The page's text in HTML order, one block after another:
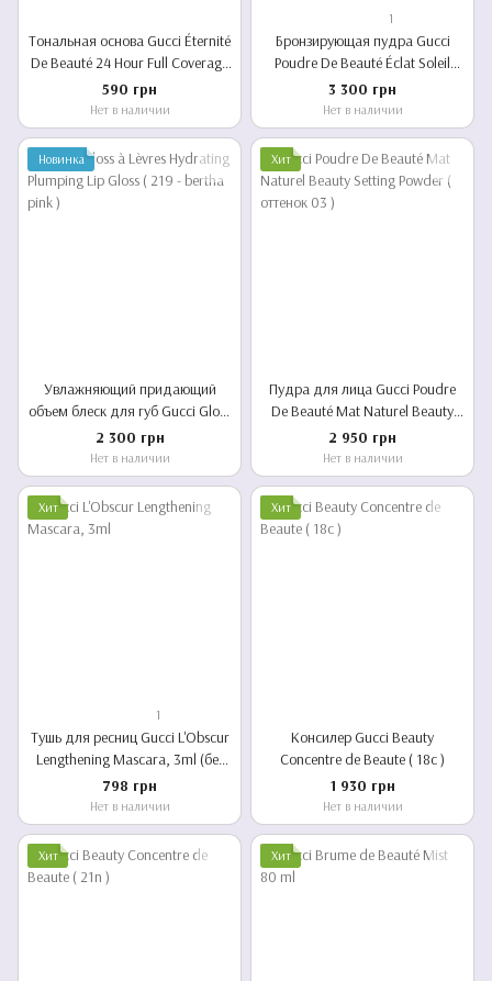
Тональная основа Gucci Éternité
De Beauté 24 Hour Full Coverage
Luminous Matte Finish
Foundation 220w - 5 ml
590 грн
Нет в наличии
1
Бронзирующая пудра Gucci
Poudre De Beauté Éclat Soleil
Bronzing Powder ( 02 Light )
3 300 грн
Нет в наличии
Новинка
Увлажняющий придающий
объем блеск для губ Gucci Gloss
à Lèvres Hydrating Plumping Lip
Gloss ( 219 - bertha pink )
2 300 грн
Нет в наличии
Хит
Пудра для лица Gucci Poudre
De Beauté Mat Naturel Beauty
Setting Powder ( оттенок 03 )
2 950 грн
Нет в наличии
Хит
1
Тушь для ресниц Gucci L'Obscur
Lengthening Mascara, 3ml (без
коробки)
798 грн
Нет в наличии
Хит
Консилер Gucci Beauty
Concentre de Beaute ( 18c )
1 930 грн
Нет в наличии
Хит Хит